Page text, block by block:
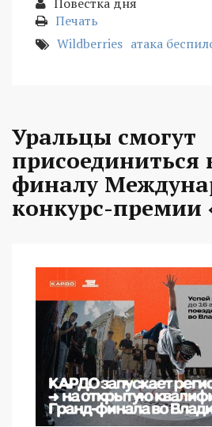
Печать
Wildberries атака
Уральцы смогут
присоединиться
финалу
конкурс-премии